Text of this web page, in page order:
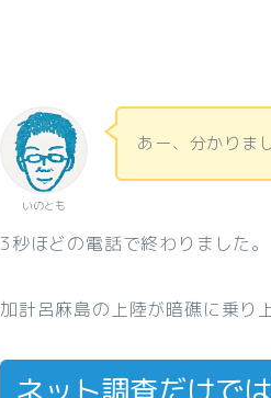
いのとも
あー、分かりま
3秒ほどの電話で終わりました。
加計呂麻島の上陸が暗礁に乗り